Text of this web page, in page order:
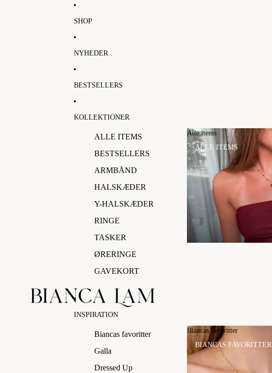
SHOP
NYHEDER
BESTSELLERS
KOLLEKTIONER
ALLE ITEMS
BESTSELLERS
ARMBÅND
HALSKÆDER
Y-HALSKÆDER
RINGE
TASKER
ØRERINGE
GAVEKORT
Alle items
ALLE ITEMS
INSPIRATION
Biancas favoritter
Galla
Dressed Up
Biancas favoritter
BIANCAS FAVORITTER